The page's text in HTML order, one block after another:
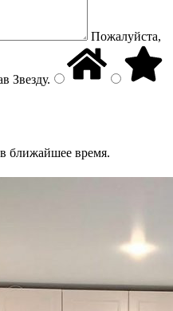
Пожалуйста,
Звезду.
ближайшее время.